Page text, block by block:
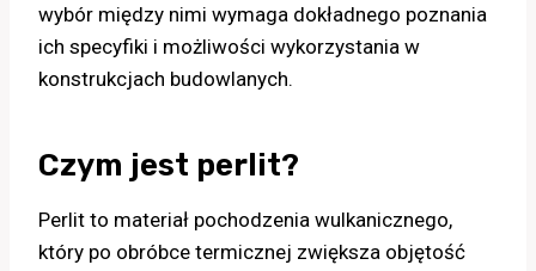
wybór między nimi wymaga dokładnego poznania
ich specyfiki i możliwości wykorzystania w
konstrukcjach budowlanych.
Czym jest perlit?
Perlit to materiał pochodzenia wulkanicznego,
który po obróbce termicznej zwiększa objętość